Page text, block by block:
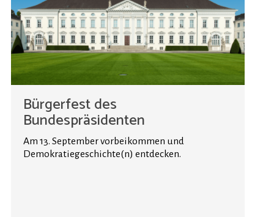
Bürgerfest des
Bundespräsidenten
Am 13. September vorbeikommen und
Demokratiegeschichte(n) entdecken.